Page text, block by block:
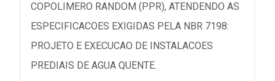
COPOLIMERO RANDOM (PPR), ATENDENDO AS
ESPECIFICACOES EXIGIDAS PELA NBR 7198:
PROJETO E EXECUCAO DE INSTALACOES
PREDIAIS DE AGUA QUENTE.